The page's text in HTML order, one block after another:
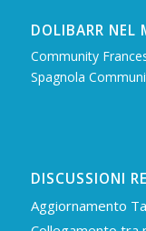
DOLIBARR NEL
Community
Spagnola
DISCUSSIONI
Aggiornamento